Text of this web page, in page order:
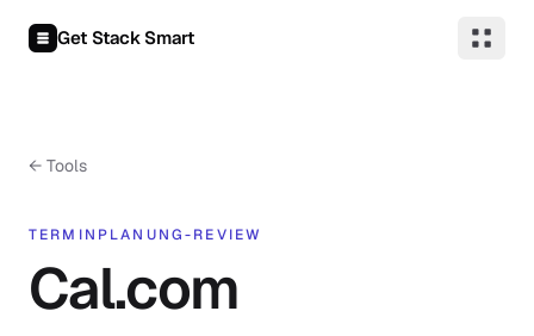
Get Stack Smart
← Tools
TERMINPLANUNG-REVIEW
Cal.com